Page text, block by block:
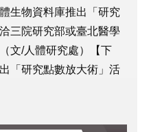
生物資料庫推出「研究
三院研究部或臺北醫學
文/人體研究處）【下
「研究點數放大術」活